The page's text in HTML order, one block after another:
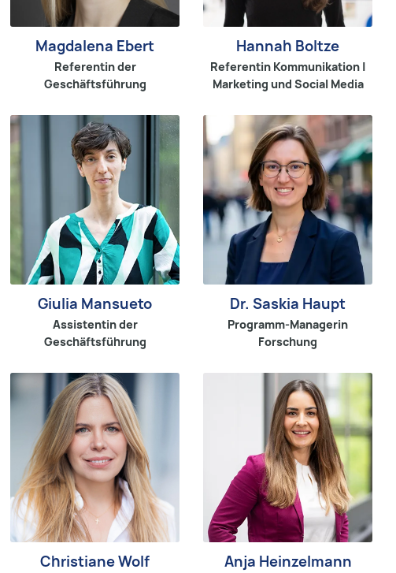
Magdalena Ebert
Referentin der
Geschäftsführung
Hannah Boltze
Referentin Kommunikation |
Marketing und Social Media
Giulia Mansueto
Assistentin der
Geschäftsführung
Dr. Saskia Haupt
Programm-Managerin
Forschung
Christiane Wolf Anja Heinzelmann